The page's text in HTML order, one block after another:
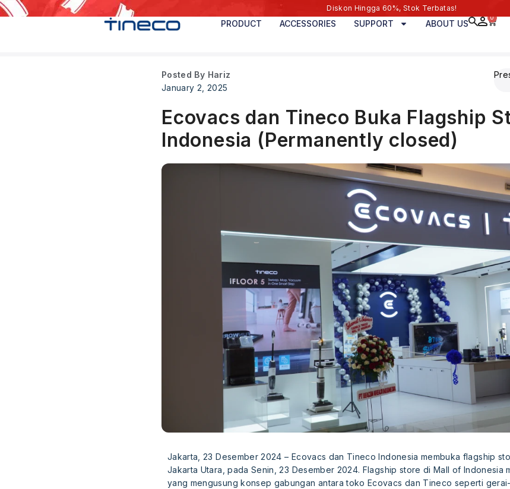
Diskon Hingga 60%, Stok Terbatas!
PRODUCT ACCESSORIES SUPPORT ABOUT US
0
Posted By Hariz
January 2, 2025
Ecovacs dan Tineco Buka Flagship
Indonesia (Permanently closed)
Jakarta, 23 Desember 2024 – Ecovacs dan Tineco Indonesia membuka flagship
Jakarta Utara, pada Senin, 23 Desember 2024. Flagship store di Mall of Indonesia
yang mengusung konsep gabungan antara toko Ecovacs dan Tineco seperti